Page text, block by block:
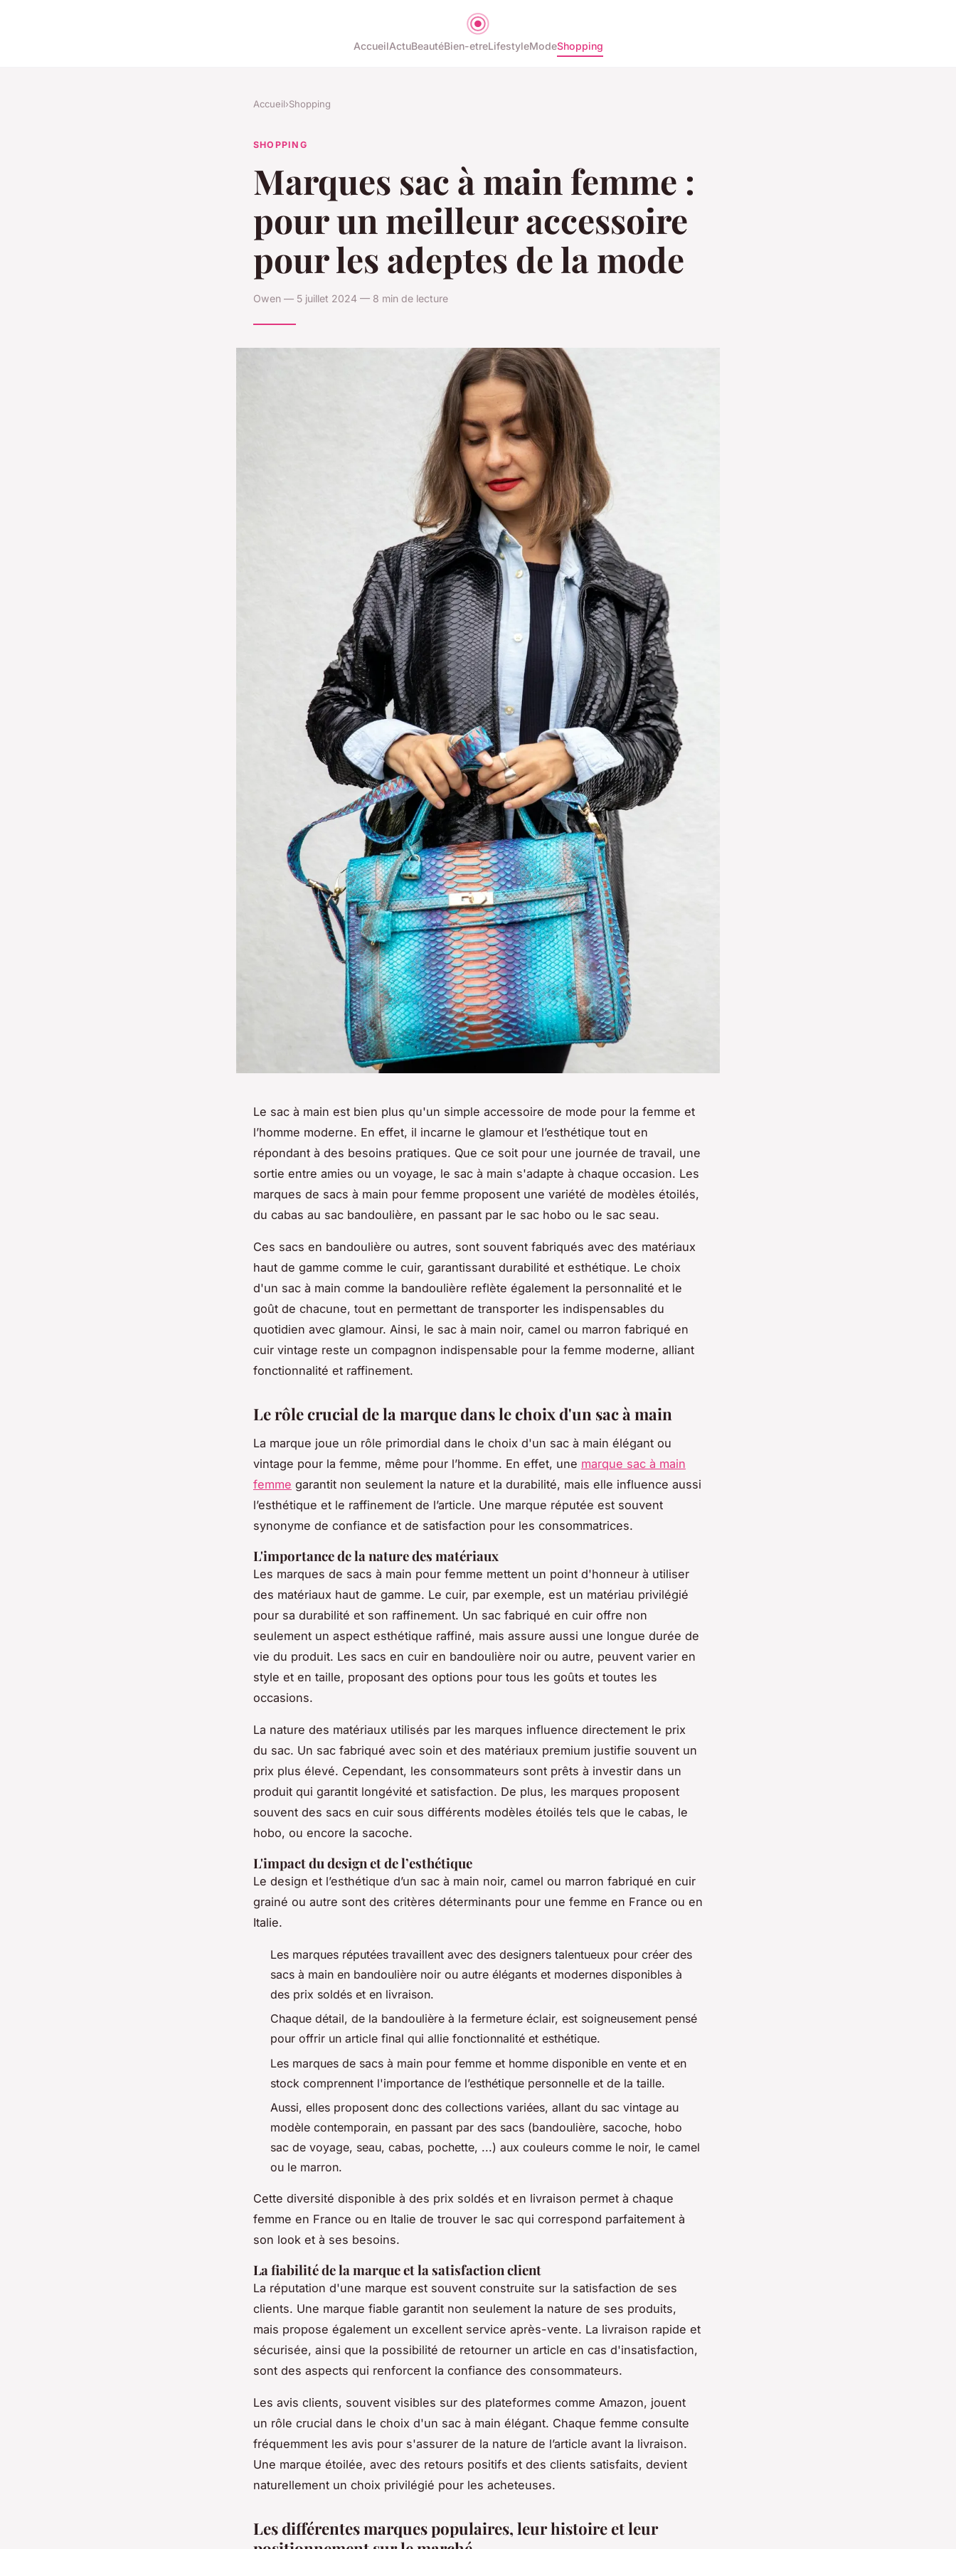
AccueilActuBeautéBien-etreLifestyleModeShopping
Accueil›Shopping
SHOPPING
Marques sac à main femme :
pour un meilleur accessoire
pour les adeptes de la mode
Owen — 5 juillet 2024 — 8 min de lecture
Le sac à main est bien plus qu'un simple accessoire de mode pour la femme et
l’homme moderne. En effet, il incarne le glamour et l’esthétique tout en
répondant à des besoins pratiques. Que ce soit pour une journée de travail, une
sortie entre amies ou un voyage, le sac à main s'adapte à chaque occasion. Les
marques de sacs à main pour femme proposent une variété de modèles étoilés,
du cabas au sac bandoulière, en passant par le sac hobo ou le sac seau.
Ces sacs en bandoulière ou autres, sont souvent fabriqués avec des matériaux
haut de gamme comme le cuir, garantissant durabilité et esthétique. Le choix
d'un sac à main comme la bandoulière reflète également la personnalité et le
goût de chacune, tout en permettant de transporter les indispensables du
quotidien avec glamour. Ainsi, le sac à main noir, camel ou marron fabriqué en
cuir vintage reste un compagnon indispensable pour la femme moderne, alliant
fonctionnalité et raffinement.
Le rôle crucial de la marque dans le choix d'un sac à main
La marque joue un rôle primordial dans le choix d'un sac à main élégant ou
vintage pour la femme, même pour l’homme. En effet, une marque sac à main
femme garantit non seulement la nature et la durabilité, mais elle influence aussi
l’esthétique et le raffinement de l’article. Une marque réputée est souvent
synonyme de confiance et de satisfaction pour les consommatrices.
L'importance de la nature des matériaux
Les marques de sacs à main pour femme mettent un point d'honneur à utiliser
des matériaux haut de gamme. Le cuir, par exemple, est un matériau privilégié
pour sa durabilité et son raffinement. Un sac fabriqué en cuir offre non
seulement un aspect esthétique raffiné, mais assure aussi une longue durée de
vie du produit. Les sacs en cuir en bandoulière noir ou autre, peuvent varier en
style et en taille, proposant des options pour tous les goûts et toutes les
occasions.
La nature des matériaux utilisés par les marques influence directement le prix
du sac. Un sac fabriqué avec soin et des matériaux premium justifie souvent un
prix plus élevé. Cependant, les consommateurs sont prêts à investir dans un
produit qui garantit longévité et satisfaction. De plus, les marques proposent
souvent des sacs en cuir sous différents modèles étoilés tels que le cabas, le
hobo, ou encore la sacoche.
L'impact du design et de l’esthétique
Le design et l’esthétique d’un sac à main noir, camel ou marron fabriqué en cuir
grainé ou autre sont des critères déterminants pour une femme en France ou en
Italie.
Les marques réputées travaillent avec des designers talentueux pour créer des
sacs à main en bandoulière noir ou autre élégants et modernes disponibles à
des prix soldés et en livraison.
Chaque détail, de la bandoulière à la fermeture éclair, est soigneusement pensé
pour offrir un article final qui allie fonctionnalité et esthétique.
Les marques de sacs à main pour femme et homme disponible en vente et en
stock comprennent l'importance de l’esthétique personnelle et de la taille.
Aussi, elles proposent donc des collections variées, allant du sac vintage au
modèle contemporain, en passant par des sacs (bandoulière, sacoche, hobo
sac de voyage, seau, cabas, pochette, ...) aux couleurs comme le noir, le camel
ou le marron.
Cette diversité disponible à des prix soldés et en livraison permet à chaque
femme en France ou en Italie de trouver le sac qui correspond parfaitement à
son look et à ses besoins.
La fiabilité de la marque et la satisfaction client
La réputation d'une marque est souvent construite sur la satisfaction de ses
clients. Une marque fiable garantit non seulement la nature de ses produits,
mais propose également un excellent service après-vente. La livraison rapide et
sécurisée, ainsi que la possibilité de retourner un article en cas d'insatisfaction,
sont des aspects qui renforcent la confiance des consommateurs.
Les avis clients, souvent visibles sur des plateformes comme Amazon, jouent
un rôle crucial dans le choix d'un sac à main élégant. Chaque femme consulte
fréquemment les avis pour s'assurer de la nature de l’article avant la livraison.
Une marque étoilée, avec des retours positifs et des clients satisfaits, devient
naturellement un choix privilégié pour les acheteuses.
Les différentes marques populaires, leur histoire et leur